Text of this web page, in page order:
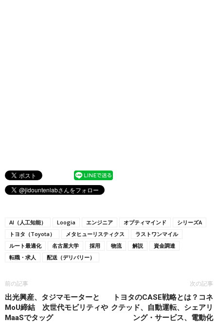
AI（人工知能） Loogia エンジニア オプティマインド
シリーズA
トヨタ（Toyota）
メタヒューリスティクス
ラストワンマイル
ルート最適化
名古屋大学 採用 物流 解説
資金調達
転職・求人
配送（デリバリー）
前の記事
出光興産、タジマモーターと
MoU締結 次世代モビリティや
MaaSでタッグ
次の記事
トヨタのCASE戦略とは？コネ
クテッド、自動運転、シェアリ
ング・サービス、電動化